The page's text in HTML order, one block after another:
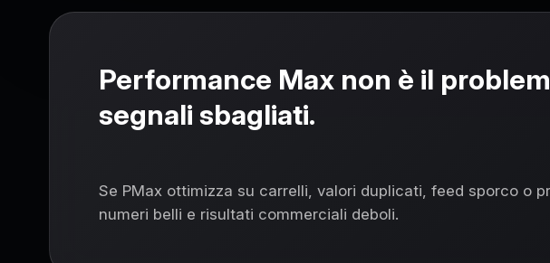
Performance Max non è il
segnali sbagliati.
Se PMax ottimizza su carrelli, valori duplicati, feed sporco o
numeri belli e risultati commerciali deboli.